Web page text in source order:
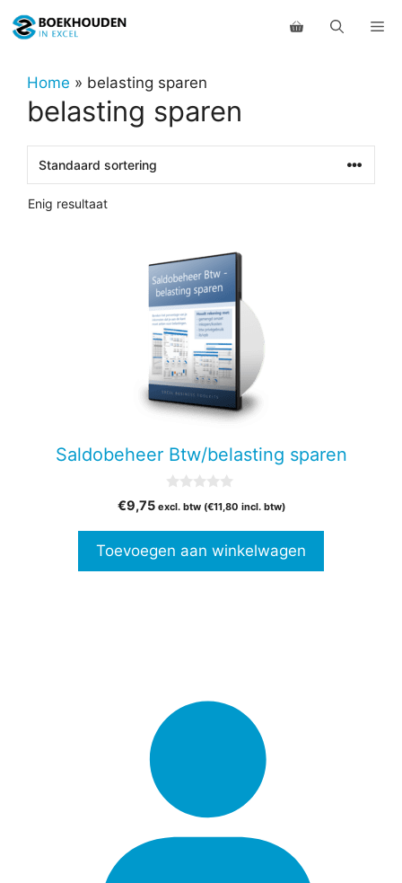
naar
inhoudHome » belasting sparen
belasting sparen
Enig resultaat
Saldobeheer Btw/belasting sparen
v
5
€9,75 excl. btw (€11,80 incl. btw)
Toevoegen aan winkelwagen